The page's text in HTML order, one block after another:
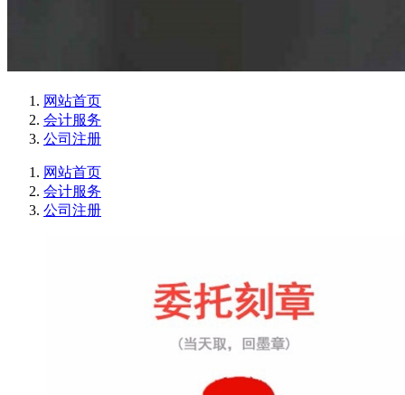
网站首页
会计服务
公司注册
网站首页
会计服务
公司注册